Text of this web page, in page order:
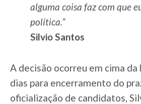
alguma coisa faz com que
política.”
Silvio Santos
A decisão ocorreu em cima da
dias para encerramento do
oficialização de candidatos,